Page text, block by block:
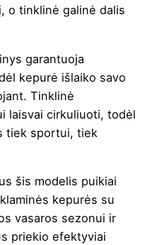
o tinklinė galinė dalis
garantuoja
kepurė išlaiko savo
Tinklinė
laisvai cirkuliuoti, todėl
tiek sportui, tiek
šis modelis puikiai
kepurės su
vasaros sezonui ir
priekio efektyviai